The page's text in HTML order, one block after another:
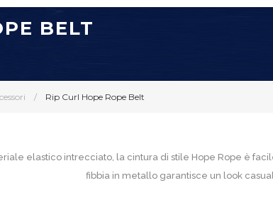
/ Rip Curl Hope Rope Belt
BELT
elastico intrecciato, la cintura di stile Hope Rope è
fibbia in metallo garantisce un look